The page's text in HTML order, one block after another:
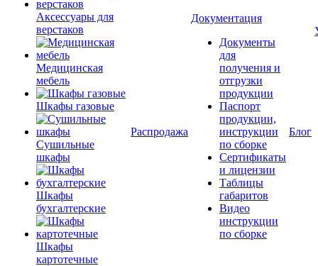
Аксессуары для
верстаков
Медицинская
мебель
Шкафы газовые
Сушильные
шкафы
Шкафы
бухгалтерские
Шкафы
картотечные
Распродажа
Документация
Документы
для
получения и
отгрузки
продукции
Паспорт
продукции,
инструкции
по сборке
Сертификаты
и лицензии
Таблицы
габаритов
Видео
инструкции
по сборке
Блог